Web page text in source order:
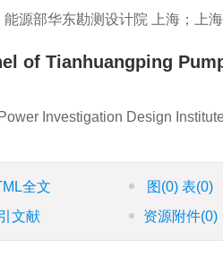
源部华东勘测设计院 上海；上海
of Tianhuangping
Investigation Design
全文 图 (0) 表(0)
文献 资源附件(0)